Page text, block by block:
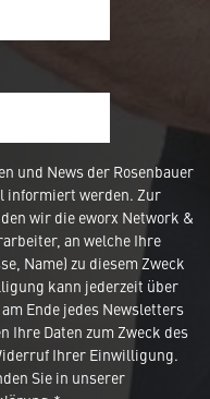
und News der Rosenbauer
informiert werden. Zur
wir die eworx Network &
an welche Ihre
Name) zu diesem Zweck
kann jederzeit über
Ende jedes Newsletters
Ihre Daten zum Zweck des
Ihrer Einwilligung.
Sie in unserer
'Cookies'